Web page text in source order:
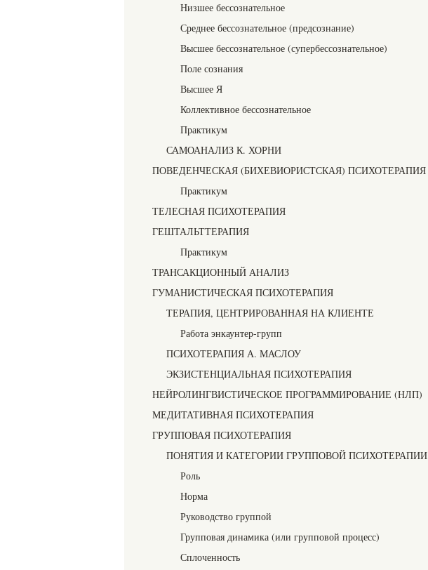
Низшее бессознательное
Среднее бессознательное (предсознание)
Высшее бессознательное (супербессознательное)
Поле сознания
Высшее Я
Коллективное бессознательное
Практикум
САМОАНАЛИЗ К. ХОРНИ
ПОВЕДЕНЧЕСКАЯ (БИХЕВИОРИСТСКАЯ) ПСИХОТЕРАПИЯ
Практикум
ТЕЛЕСНАЯ ПСИХОТЕРАПИЯ
ГЕШТАЛЬТТЕРАПИЯ
Практикум
ТРАНСАКЦИОННЫЙ АНАЛИЗ
ГУМАНИСТИЧЕСКАЯ ПСИХОТЕРАПИЯ
ТЕРАПИЯ, ЦЕНТРИРОВАННАЯ НА КЛИЕНТЕ
Работа энкаунтер-групп
ПСИХОТЕРАПИЯ А. МАСЛОУ
ЭКЗИСТЕНЦИАЛЬНАЯ ПСИХОТЕРАПИЯ
НЕЙРОЛИНГВИСТИЧЕСКОЕ ПРОГРАММИРОВАНИЕ (НЛП)
МЕДИТАТИВНАЯ ПСИХОТЕРАПИЯ
ГРУППОВАЯ ПСИХОТЕРАПИЯ
ПОНЯТИЯ И КАТЕГОРИИ ГРУППОВОЙ ПСИХОТЕРАПИИ
Роль
Норма
Руководство группой
Групповая динамика (или групповой процесс)
Сплоченность